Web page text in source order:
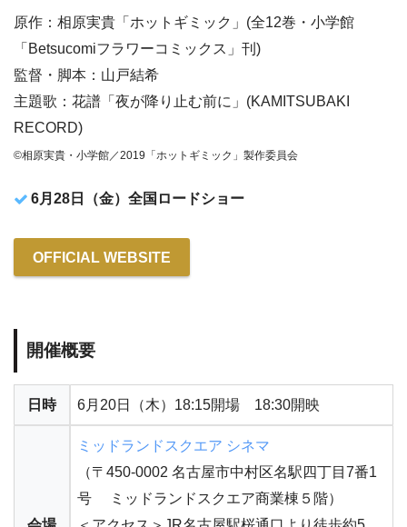
原作：相原実貴「ホットギミック」(全12巻・小学館
「Betsucomiフラワーコミックス」刊)
監督・脚本：山戸結希
主題歌：花譜「夜が降り止む前に」(KAMITSUBAKI
RECORD)
©相原実貴・小学館／2019「ホットギミック」製作委員会
6月28日（金）全国ロードショー
OFFICIAL WEBSITE
開催概要
日時 6月20日（木）18:15開場 18:30開映
ミッドランドスクエア シネマ
（〒450-0002 名古屋市中村区名駅四丁目7番1
号 ミッドランドスクエア商業棟５階）